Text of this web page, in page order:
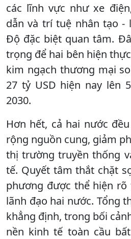
các lĩnh vực như xe
dẫn và trí tuệ nhân tạo -
Độ đặc biệt quan tâm.
trọng để hai bên hiện
kim ngạch thương mại
27 tỷ USD hiện nay lên
2030.
Hơn hết, cả hai nước
rộng nguồn cung, giảm
thị trường truyền thống
tế. Quyết tâm thắt chặt
phương được thể hiện
lãnh đạo hai nước. Tổng
khẳng định, trong bối
nền kinh tế toàn cầu